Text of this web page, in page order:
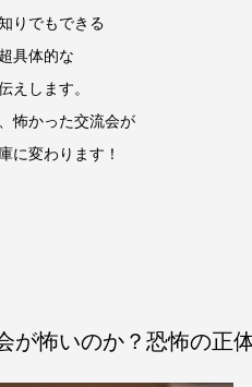
りでもできる
具体的な
えします。
怖かった交流会が
に変わります！
が怖いのか？恐怖の正